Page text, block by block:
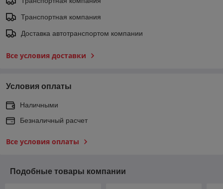
Транспортная компания
Доставка автотранспортом компании
Все условия доставки
Условия оплаты
Наличными
Безналичный расчет
Все условия оплаты
Подобные товары компании